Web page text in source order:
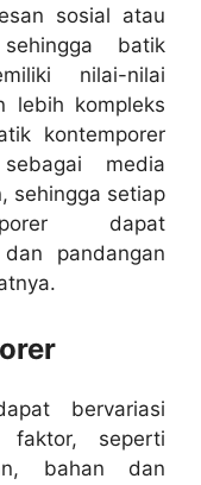
sosial atau
batik
nilai-nilai
lebih kompleks
kontemporer
media
sehingga setiap
dapat
pandangan
bervariasi
faktor, seperti
bahan dan